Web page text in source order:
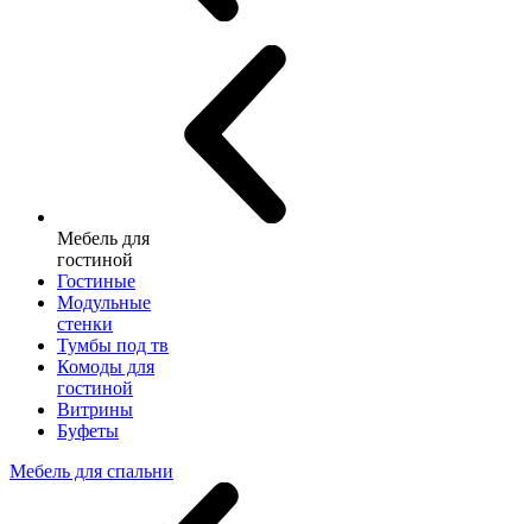
Мебель для
гостиной
Гостиные
Модульные
стенки
Тумбы под тв
Комоды для
гостиной
Витрины
Буфеты
Мебель для спальни